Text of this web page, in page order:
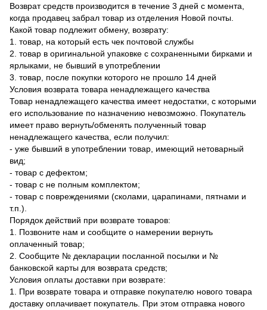
Возврат средств производится в течение 3 дней с момента,
когда продавец забрал товар из отделения Новой почты.
Какой товар подлежит обмену, возврату:
1. товар, на который есть чек почтовой службы
2. товар в оригинальной упаковке с сохраненными бирками и
ярлыками, не бывший в употреблении
3. товар, после покупки которого не прошло 14 дней
Условия возврата товара ненадлежащего качества
Товар ненадлежащего качества имеет недостатки, с которыми
его использование по назначению невозможно. Покупатель
имеет право вернуть/обменять полученный товар
ненадлежащего качества, если получил:
- уже бывший в употреблении товар, имеющий нетоварный
вид;
- товар с дефектом;
- товар с не полным комплектом;
- товар с повреждениями (сколами, царапинами, пятнами и
т.п.).
Порядок действий при возврате товаров:
1. Позвоните нам и сообщите о намерении вернуть
оплаченный товар;
2. Сообщите № декларации посланной посылки и №
банковской карты для возврата средств;
Условия оплаты доставки при возврате:
1. При возврате товара и отправке покупателю нового товара
доставку оплачивает покупатель. При этом отправка нового